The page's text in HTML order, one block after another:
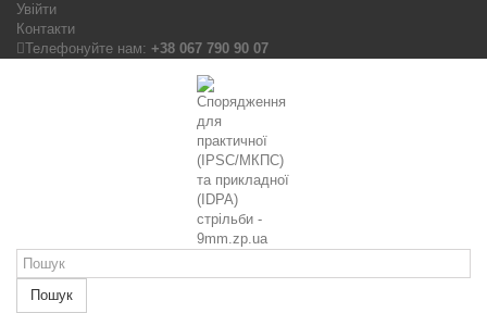
Увійти
Контакти
Телефонуйте нам: +38 067 790 90 07
Пошук